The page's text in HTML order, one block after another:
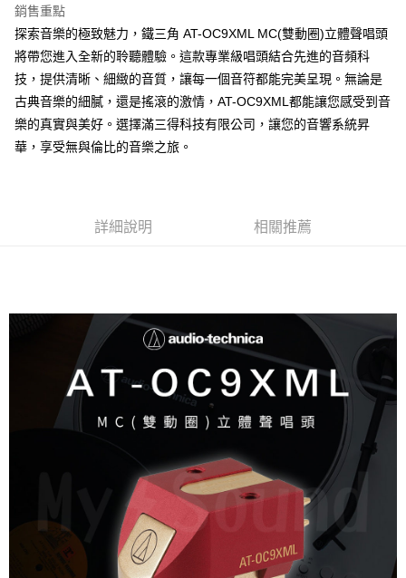
銷售重點
探索音樂的極致魅力，鐵三角 AT-OC9XML MC(雙動圈)立體聲唱頭
將帶您進入全新的聆聽體驗。這款專業級唱頭結合先進的音頻科
技，提供清晰、細緻的音質，讓每一個音符都能完美呈現。無論是
古典音樂的細膩，還是搖滾的激情，AT-OC9XML都能讓您感受到音
樂的真實與美好。選擇滿三得科技有限公司，讓您的音響系統昇
華，享受無與倫比的音樂之旅。
詳細說明 相關推薦